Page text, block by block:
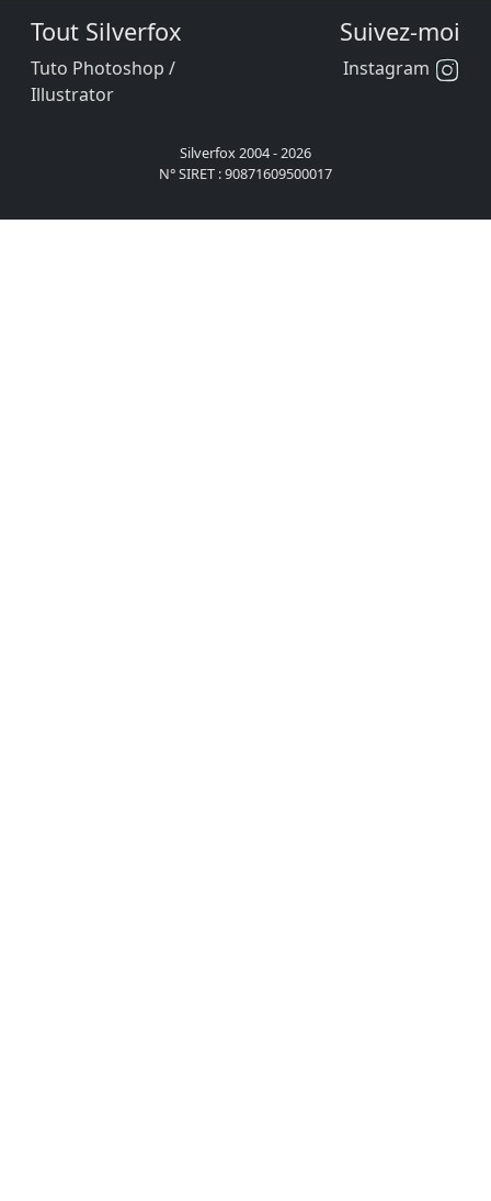
Tout Silverfox
Tuto Photoshop /
Illustrator
Suivez-moi
Instagram
Silverfox 2004 - 2026
N° SIRET : 90871609500017